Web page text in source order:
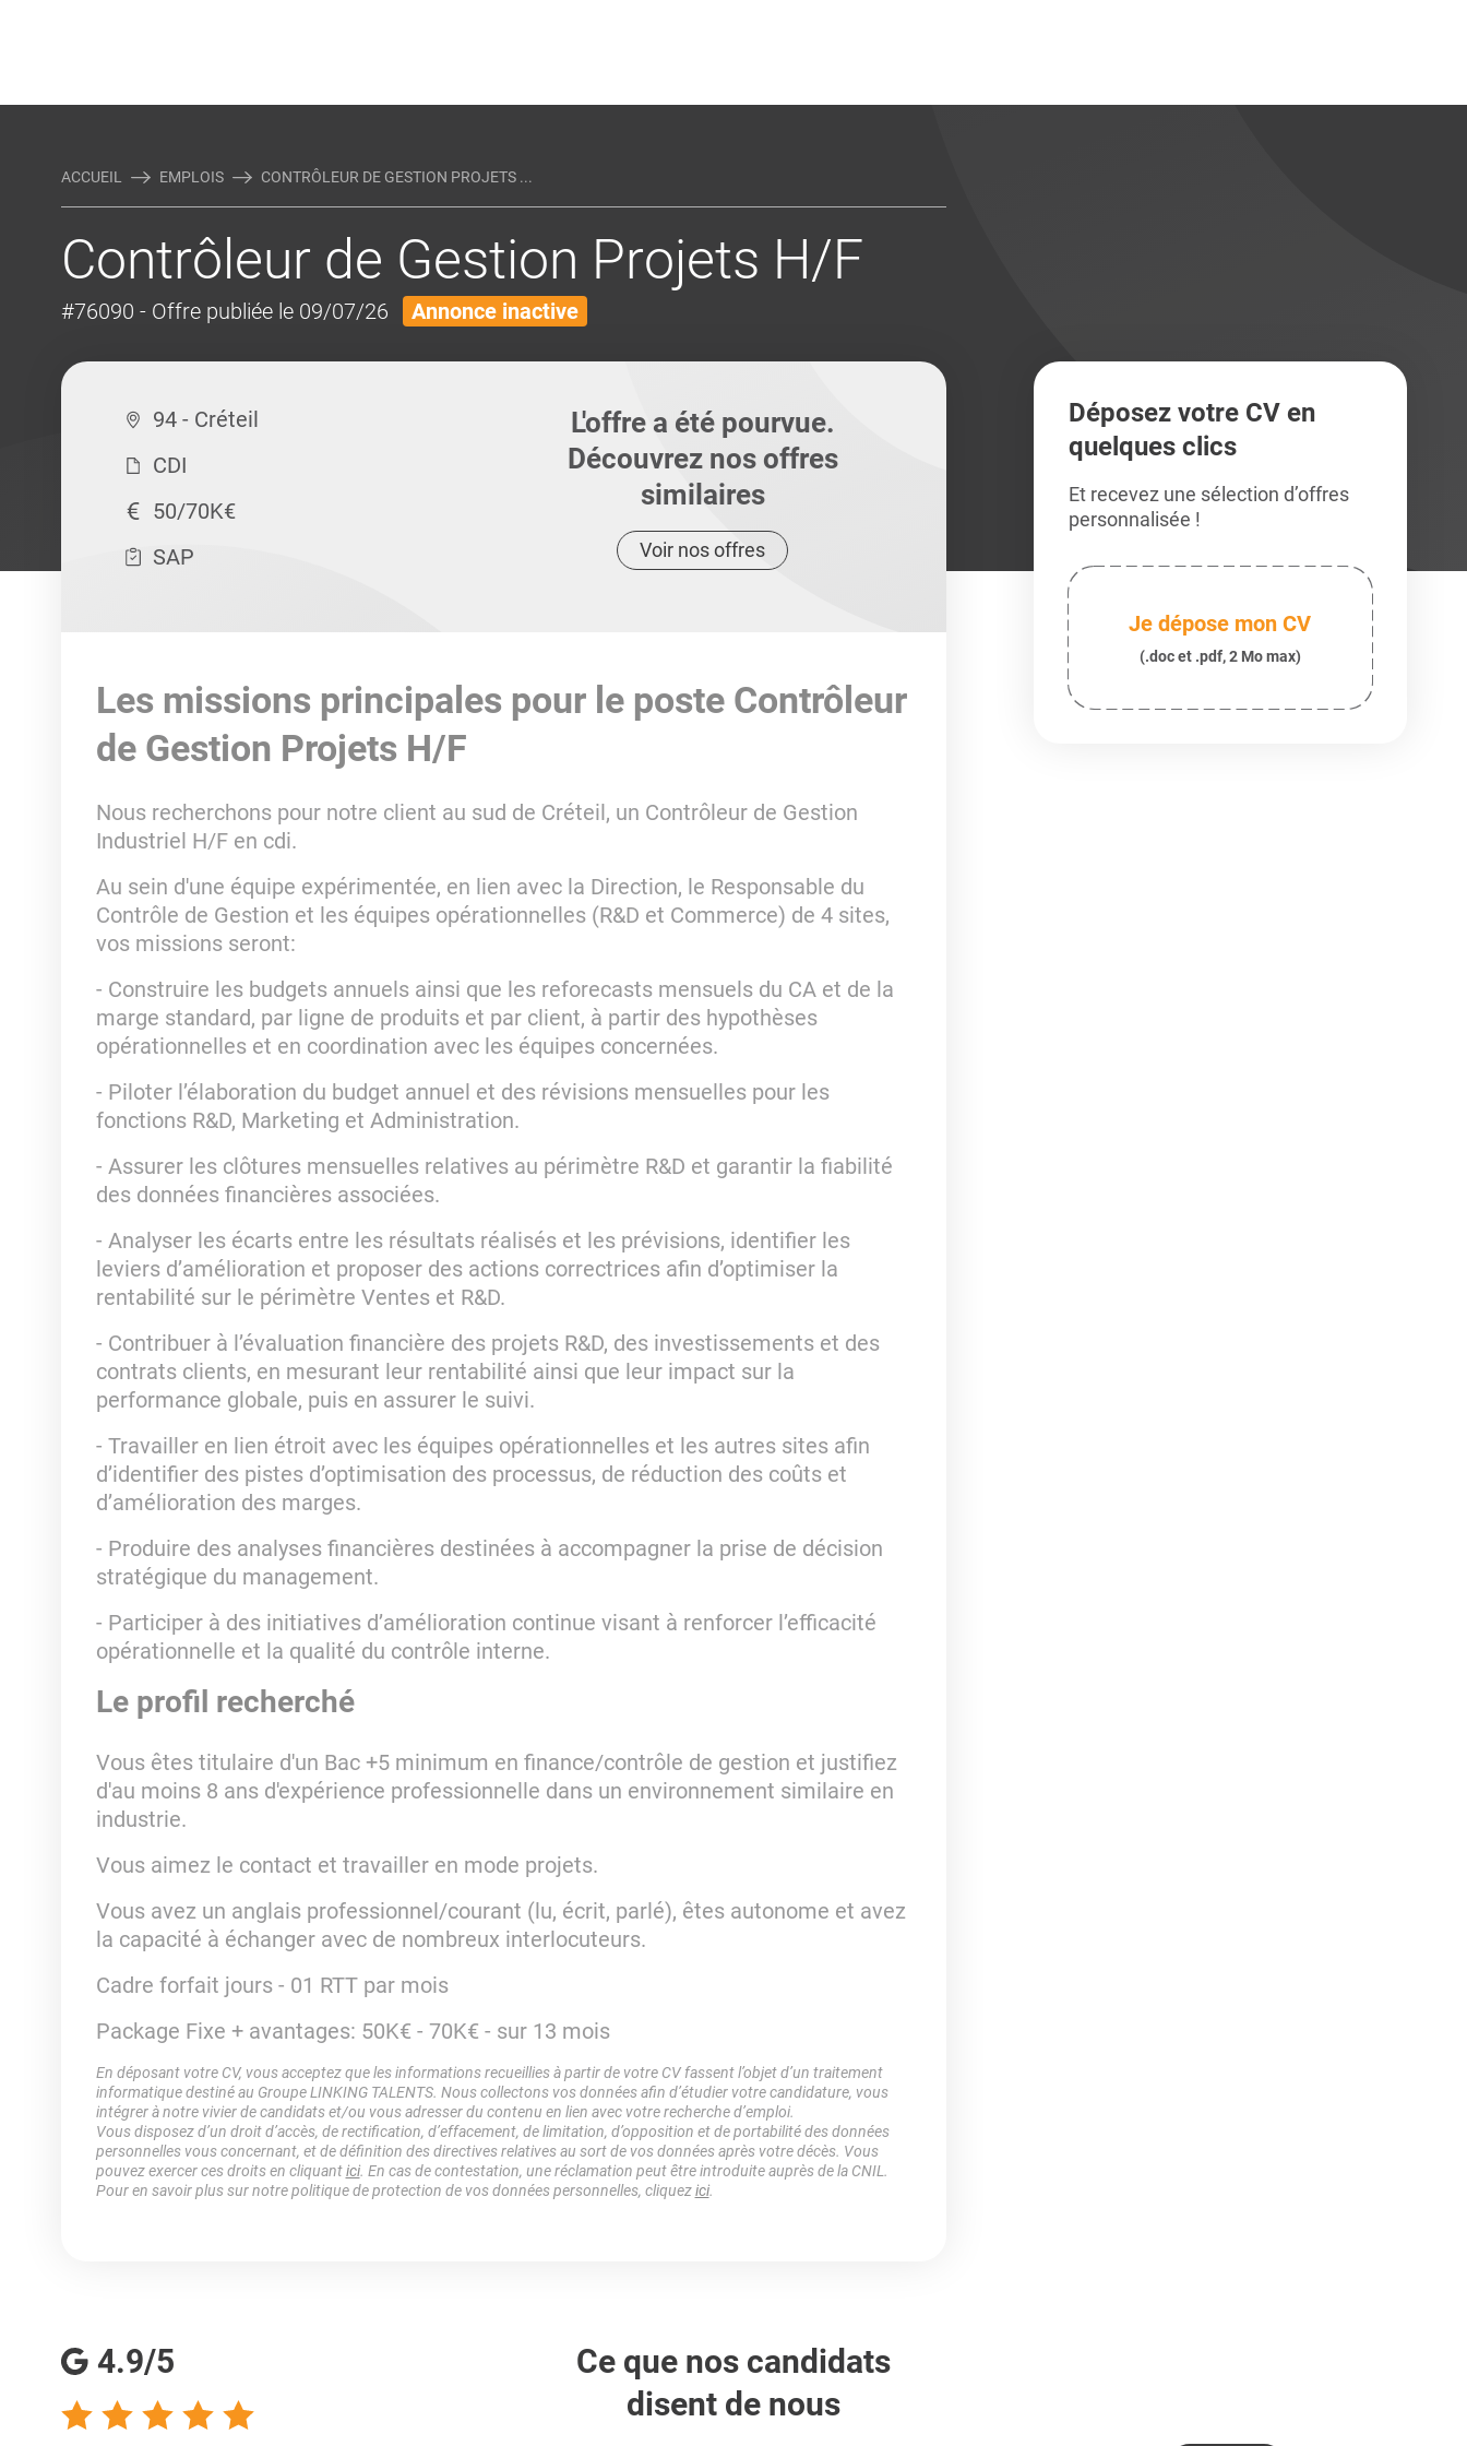
ACCUEIL EMPLOIS CONTRÔLEUR DE GESTION PROJETS ...
Contrôleur de Gestion Projets H/F
#76090 - Offre publiée le 09/07/26 Annonce inactive
94 - Créteil
CDI
50/70K€
SAP
L'offre a été pourvue.
Découvrez nos offres
similaires
Voir nos offres
Les missions principales pour le poste Contrôleur
de Gestion Projets H/F
Nous recherchons pour notre client au sud de Créteil, un Contrôleur de Gestion
Industriel H/F en cdi.
Au sein d'une équipe expérimentée, en lien avec la Direction, le Responsable du
Contrôle de Gestion et les équipes opérationnelles (R&D et Commerce) de 4 sites,
vos missions seront:
- Construire les budgets annuels ainsi que les reforecasts mensuels du CA et de la
marge standard, par ligne de produits et par client, à partir des hypothèses
opérationnelles et en coordination avec les équipes concernées.
- Piloter l’élaboration du budget annuel et des révisions mensuelles pour les
fonctions R&D, Marketing et Administration.
- Assurer les clôtures mensuelles relatives au périmètre R&D et garantir la fiabilité
des données financières associées.
- Analyser les écarts entre les résultats réalisés et les prévisions, identifier les
leviers d’amélioration et proposer des actions correctrices afin d’optimiser la
rentabilité sur le périmètre Ventes et R&D.
- Contribuer à l’évaluation financière des projets R&D, des investissements et des
contrats clients, en mesurant leur rentabilité ainsi que leur impact sur la
performance globale, puis en assurer le suivi.
- Travailler en lien étroit avec les équipes opérationnelles et les autres sites afin
d’identifier des pistes d’optimisation des processus, de réduction des coûts et
d’amélioration des marges.
- Produire des analyses financières destinées à accompagner la prise de décision
stratégique du management.
- Participer à des initiatives d’amélioration continue visant à renforcer l’efficacité
opérationnelle et la qualité du contrôle interne.
Le profil recherché
Vous êtes titulaire d'un Bac +5 minimum en finance/contrôle de gestion et justifiez
d'au moins 8 ans d'expérience professionnelle dans un environnement similaire en
industrie.
Vous aimez le contact et travailler en mode projets.
Vous avez un anglais professionnel/courant (lu, écrit, parlé), êtes autonome et avez
la capacité à échanger avec de nombreux interlocuteurs.
Cadre forfait jours - 01 RTT par mois
Package Fixe + avantages: 50K€ - 70K€ - sur 13 mois
En déposant votre CV, vous acceptez que les informations recueillies à partir de votre CV fassent l’objet d’un traitement
informatique destiné au Groupe LINKING TALENTS. Nous collectons vos données afin d’étudier votre candidature, vous
intégrer à notre vivier de candidats et/ou vous adresser du contenu en lien avec votre recherche d’emploi.
Vous disposez d’un droit d’accès, de rectification, d’effacement, de limitation, d’opposition et de portabilité des données
personnelles vous concernant, et de définition des directives relatives au sort de vos données après votre décès. Vous
pouvez exercer ces droits en cliquantici. En cas de contestation, une réclamation peut être introduite auprès de la CNIL.
Pour en savoir plus sur notre politique de protection de vos données personnelles, cliquezici.
Déposez votre CV en
quelques clics
Et recevez une sélection d’offres
personnalisée !
Je dépose mon CV
(.doc et .pdf, 2 Mo max)
4.9/5
Ce que nos candidats
disent de nous